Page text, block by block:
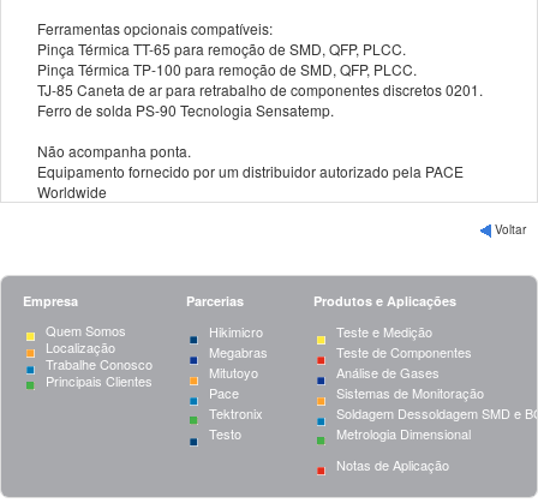
Ferramentas opcionais compatíveis:
Pinça Térmica TT-65 para remoção de SMD, QFP, PLCC.
Pinça Térmica TP-100 para remoção de SMD, QFP, PLCC.
TJ-85 Caneta de ar para retrabalho de componentes discretos 0201.
Ferro de solda PS-90 Tecnologia Sensatemp.
Não acompanha ponta.
Equipamento fornecido por um distribuidor autorizado pela PACE
Worldwide
Voltar
Empresa Parcerias Produtos e Aplicações
Quem Somos
Localização
Trabalhe Conosco
Principais Clientes
Hikimicro
Megabras
Mitutoyo
Pace
Tektronix
Testo
Teste e Medição
Teste de Componentes
Análise de Gases
Sistemas de Monitoração
Soldagem Dessoldagem SMD e
Metrologia Dimensional
Notas de Aplicação